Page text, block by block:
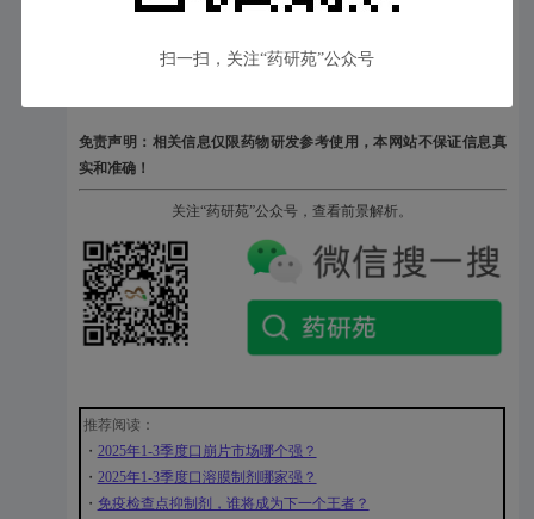
RNS60是一种含氧的纳米气泡。由高压氧气通入生理盐水置于
免责声明：相关信息仅限药物研发参考使用，本网站不保证信息真
实和准确！
关注“药研苑”公众号，查看前景解析。
推荐阅读：
・ 2025年1-3季度口崩片市场哪个强？
・ 2025年1-3季度口溶膜制剂哪家强？
・ 免疫检查点抑制剂，谁将成为下一个王者？
扫一扫，关注“药研苑”公众号